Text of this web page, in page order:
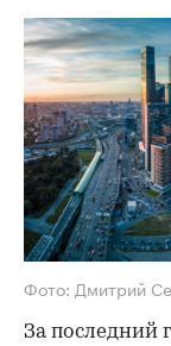
Фото: Дмитрий
За последний